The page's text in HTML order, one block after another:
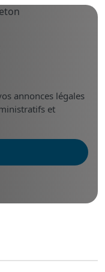
annonces légales
et